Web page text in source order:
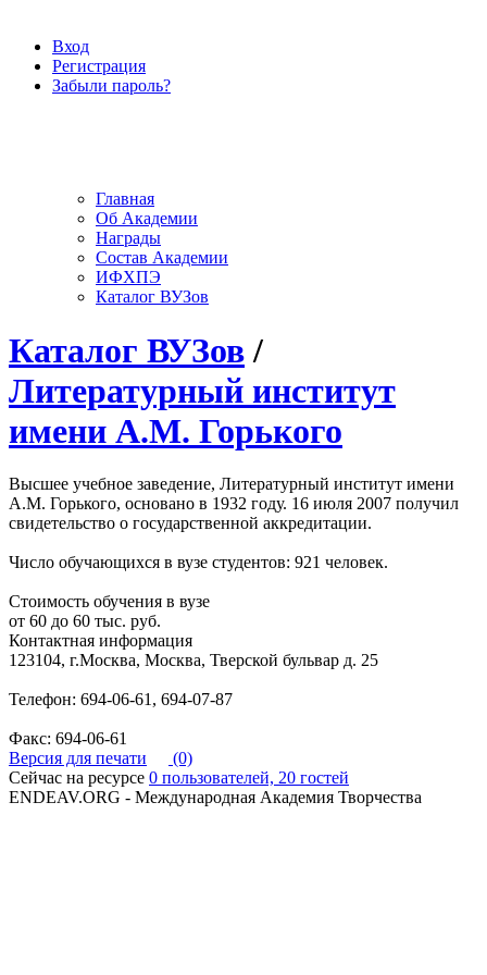
Вход
Регистрация
Забыли пароль?
Главная
Об Академии
Награды
Состав Академии
ИФХПЭ
Каталог ВУЗов
Каталог ВУЗов /
Литературный институт
имени А.М. Горького
Высшее учебное заведение, Литературный институт имени
А.М. Горького, основано в 1932 году. 16 июля 2007 получил
свидетельство о государственной аккредитации.
Число обучающихся в вузе студентов: 921 человек.
Стоимость обучения в вузе
от 60 до 60 тыс. руб.
Контактная информация
123104, г.Москва, Москва, Тверской бульвар д. 25
Телефон: 694-06-61, 694-07-87
Факс: 694-06-61
Версия для печати
(0)
Сейчас на ресурсе 0 пользователей, 20 гостей
ENDEAV.ORG - Международная Академия Творчества